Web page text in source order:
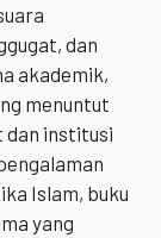
dan
akademik,
menuntut
dan institusi
Islam, buku
yang